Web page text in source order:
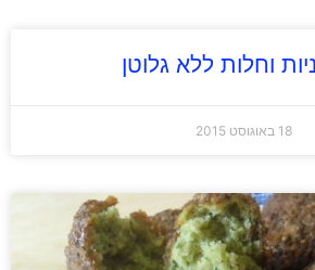
וחלות ללא גלוטן
18 באוגוסט 2015